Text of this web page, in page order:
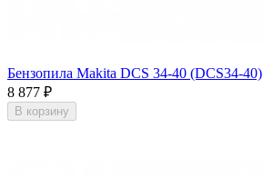
Бензопила Makita DCS 34-40 (DCS34-40)
8 877 ₽
В корзину